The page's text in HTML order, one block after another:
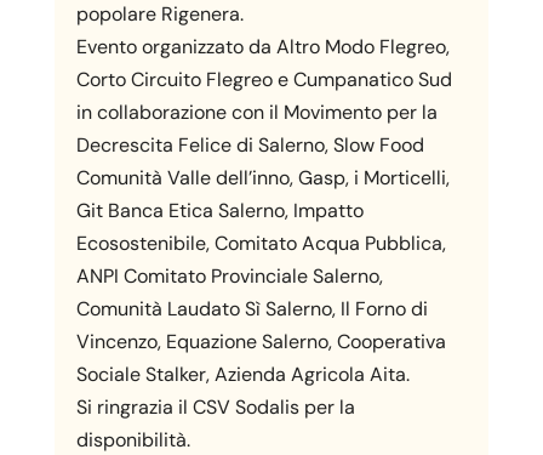
popolare Rigenera.
Evento organizzato da Altro Modo Flegreo,
Corto Circuito Flegreo e Cumpanatico Sud
in collaborazione con il Movimento per la
Decrescita Felice di Salerno, Slow Food
Comunità Valle dell’inno, Gasp, i Morticelli,
Git Banca Etica Salerno, Impatto
Ecosostenibile, Comitato Acqua Pubblica,
ANPI Comitato Provinciale Salerno,
Comunità Laudato Sì Salerno, Il Forno di
Vincenzo, Equazione Salerno, Cooperativa
Sociale Stalker, Azienda Agricola Aita.
Si ringrazia il CSV Sodalis per la
disponibilità.